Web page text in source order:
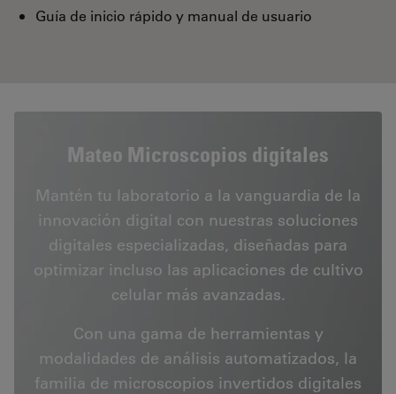
Guía de inicio rápido y manual de usuario
Mateo Microscopios digitales
Mantén tu laboratorio a la vanguardia de la
innovación digital con nuestras soluciones
digitales especializadas, diseñadas para
optimizar incluso las aplicaciones de cultivo
celular más avanzadas.
Con una gama de herramientas y
modalidades de análisis automatizados, la
familia de microscopios invertidos digitales